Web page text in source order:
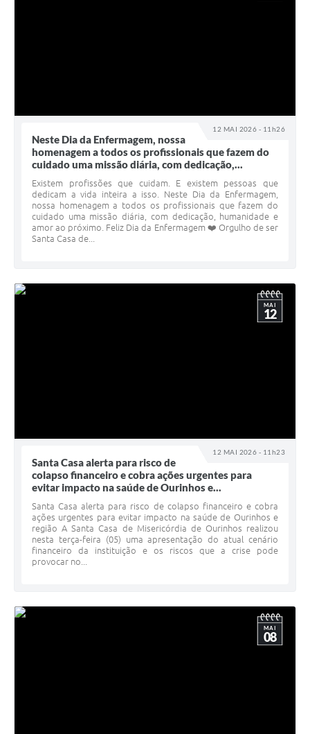
12 MAI 2026 - 11h26
Neste Dia da Enfermagem, nossa
homenagem a todos os profissionais que fazem do
cuidado uma missão diária, com dedicação,...
Existem profissões que cuidam. E existem pessoas que
dedicam a vida inteira a isso. Neste Dia da Enfermagem,
nossa homenagem a todos os profissionais que fazem do
cuidado uma missão diária, com dedicação, humanidade e
amor ao próximo. Feliz Dia da Enfermagem ❤️ Orgulho de ser
Santa Casa de...
12 MAI 2026 - 11h23
MAI
12
Santa Casa alerta para risco de
colapso financeiro e cobra ações urgentes para
evitar impacto na saúde de Ourinhos e...
Santa Casa alerta para risco de colapso financeiro e cobra
ações urgentes para evitar impacto na saúde de Ourinhos e
região A Santa Casa de Misericórdia de Ourinhos realizou
nesta terça-feira (05) uma apresentação do atual cenário
financeiro da instituição e os riscos que a crise pode
provocar no...
MAI
08